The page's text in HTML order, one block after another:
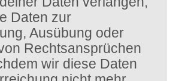
Daten zur
Ausübung oder
Rechtsansprüchen
wir diese Daten